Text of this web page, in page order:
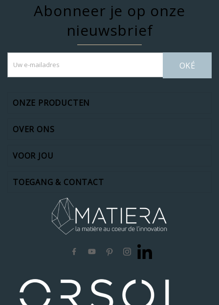
Abonneer je op onze
nieuwsbrief
OKÉ
ONZE PRODUCTEN
OVER ONS
VOOR JOU
TOEGANG & CONTACT